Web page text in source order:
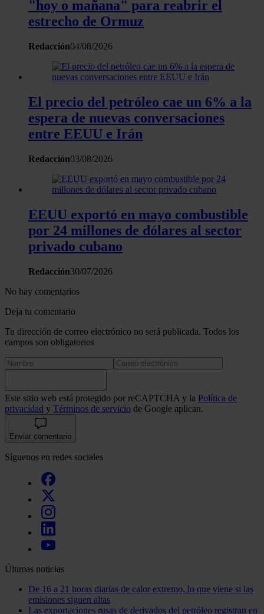
contenido y los anuncios, ofrecer funciones de redes
analizar el tráfico. Además, compartimos información sobre
sociales, publicidad y análisis web, quienes pueden
con otra información que les haya proporcionado o que
recopilado a partir del uso que haya hecho de sus servicios.
"hoy o mañana" para reabrir el
estrecho de Ormuz
Redacción04/08/2026
El precio del petróleo cae un 6% a la
espera de nuevas conversaciones
entre EEUU e Irán
Redacción03/08/2026
EEUU exportó en mayo combustible
por 24 millones de dólares al sector
privado cubano
Redacción30/07/2026
No hay comentarios
Deja tu comentario
Tu dirección de correo electrónico no será publicada. Todos los
campos son obligatorios
Este sitio web está protegido por reCAPTCHA y la Política de
privacidad y Términos de servicio de Google aplican.
Enviar comentario
Síguenos en redes sociales
Últimas noticias
De 16 a 21 horas diarias de calor extremo, lo que viene si las
emisiones siguen altas
Las exportaciones rusas de derivados del petróleo registran en